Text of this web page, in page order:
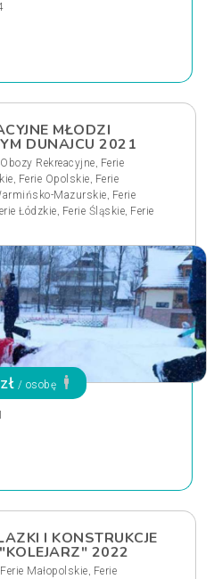
MŁODZI
DUNAJCU 2021
Obozy Rekreacyjne, Ferie
, Ferie Opolskie, Ferie
Mazurskie, Ferie
Łódzkie, Ferie Śląskie, Ferie
/ osobę
I KONSTRUKCJE
2022
Ferie Małopolskie, Ferie